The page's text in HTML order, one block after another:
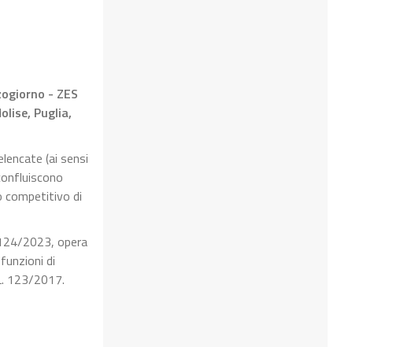
- ZES
Puglia,
(ai sensi
competitivo di
2023, opera
di
123/2017.